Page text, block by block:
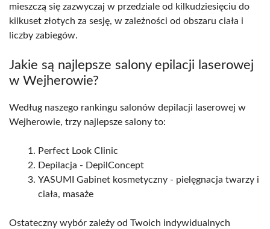
mieszczą się zazwyczaj w przedziale od kilkudziesięciu do
kilkuset złotych za sesję, w zależności od obszaru ciała i
liczby zabiegów.
Jakie są najlepsze salony epilacji laserowej
w Wejherowie?
Według naszego rankingu salonów depilacji laserowej w
Wejherowie, trzy najlepsze salony to:
Perfect Look Clinic
Depilacja - DepilConcept
YASUMI Gabinet kosmetyczny - pielęgnacja twarzy i
ciała, masaże
Ostateczny wybór zależy od Twoich indywidualnych